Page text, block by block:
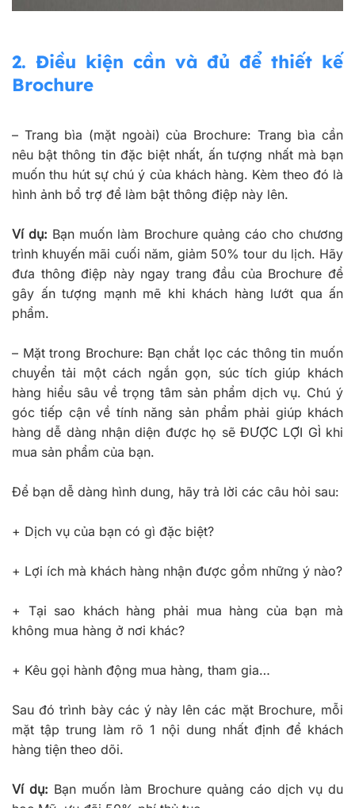
2. Điều kiện cần và đủ để thiết kế
Brochure
– Trang bìa (mặt ngoài) của Brochure: Trang bìa cần
nêu bật thông tin đặc biệt nhất, ấn tượng nhất mà bạn
muốn thu hút sự chú ý của khách hàng. Kèm theo đó là
hình ảnh bổ trợ để làm bật thông điệp này lên.
Ví dụ: Bạn muốn làm Brochure quảng cáo cho chương
trình khuyến mãi cuối năm, giảm 50% tour du lịch. Hãy
đưa thông điệp này ngay trang đầu của Brochure để
gây ấn tượng mạnh mẽ khi khách hàng lướt qua ấn
phẩm.
– Mặt trong Brochure: Bạn chắt lọc các thông tin muốn
chuyển tải một cách ngắn gọn, súc tích giúp khách
hàng hiểu sâu về trọng tâm sản phẩm dịch vụ. Chú ý
góc tiếp cận về tính năng sản phẩm phải giúp khách
hàng dễ dàng nhận diện được họ sẽ ĐƯỢC LỢI GÌ khi
mua sản phẩm của bạn.
Để bạn dễ dàng hình dung, hãy trả lời các câu hỏi sau:
+ Dịch vụ của bạn có gì đặc biệt?
+ Lợi ích mà khách hàng nhận được gồm những ý nào?
+ Tại sao khách hàng phải mua hàng của bạn mà
không mua hàng ở nơi khác?
+ Kêu gọi hành động mua hàng, tham gia…
Sau đó trình bày các ý này lên các mặt Brochure, mỗi
mặt tập trung làm rõ 1 nội dung nhất định để khách
hàng tiện theo dõi.
Ví dụ: Bạn muốn làm Brochure quảng cáo dịch vụ du